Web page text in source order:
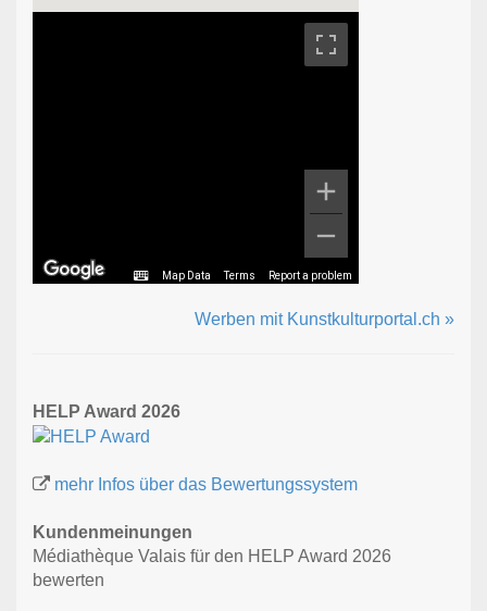
Map Data Terms Report a problem
Werben mit Kunstkulturportal.ch »
HELP Award 2026
mehr Infos über das Bewertungssystem
Kundenmeinungen
Médiathèque Valais für den HELP Award 2026
bewerten